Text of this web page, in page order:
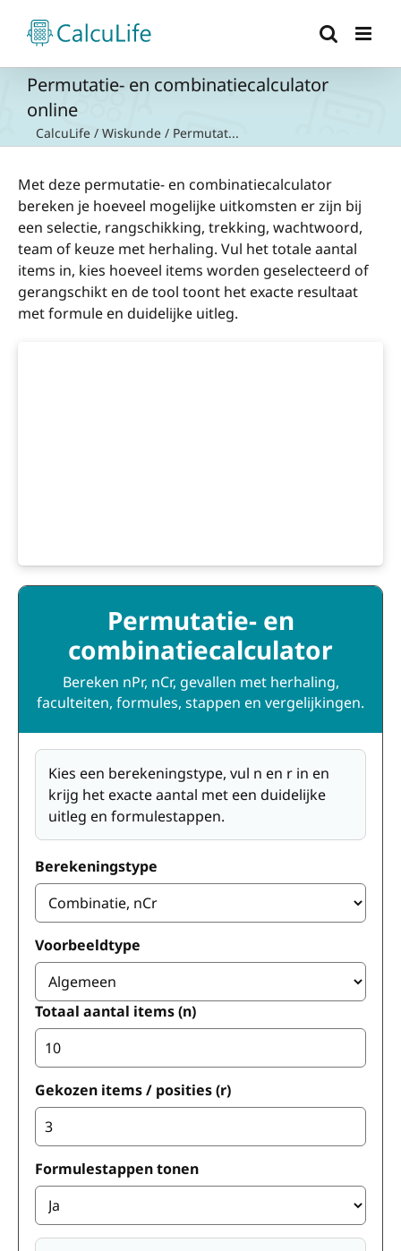
naar
inhoud
Permutatie- en combinatiecalculator
online
CalcuLife / Wiskunde / Permutat...
Met deze permutatie- en combinatiecalculator
bereken je hoeveel mogelijke uitkomsten er zijn bij
een selectie, rangschikking, trekking, wachtwoord,
team of keuze met herhaling. Vul het totale aantal
items in, kies hoeveel items worden geselecteerd of
gerangschikt en de tool toont het exacte resultaat
met formule en duidelijke uitleg.
Permutatie- en
combinatiecalculator
Bereken nPr, nCr, gevallen met herhaling,
faculteiten, formules, stappen en vergelijkingen.
Kies een berekeningstype, vul n en r in en
krijg het exacte aantal met een duidelijke
uitleg en formulestappen.
Berekeningstype
Voorbeeldtype
Totaal aantal items (n)
Gekozen items / posities (r)
Formulestappen tonen